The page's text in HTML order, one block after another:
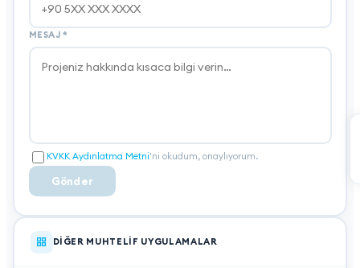
MESAJ *
KVKK Aydınlatma Metni'ni okudum, onaylıyorum.
Gönder
DIĞER MUHTELIF UYGULAMALAR